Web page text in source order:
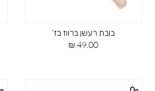
בובת רעשן ברווז בז’
מחיר
49.00 ₪